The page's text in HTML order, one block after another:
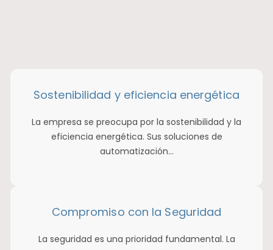
Sostenibilidad y eficiencia energética
La empresa se preocupa por la sostenibilidad y la
eficiencia energética. Sus soluciones de
automatización…
Compromiso con la Seguridad
La seguridad es una prioridad fundamental. La